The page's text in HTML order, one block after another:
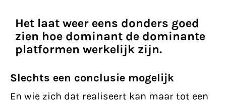
Het laat weer eens donders goed
zien hoe dominant de dominante
platformen werkelijk zijn.
Slechts een conclusie mogelijk
En wie zich dat realiseert kan maar tot een